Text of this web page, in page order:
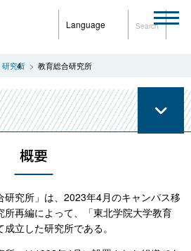
Language Search
研究所 教育総合研究所
概要
研究所」は、2023年4月のキャンパス移
再編によって、「東北学院大学教育
立した研究所である。